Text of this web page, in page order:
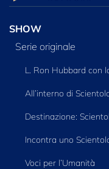
SHOW
Serie originale
L. Ron Hubbard con
All’interno di
Destinazione:
Incontra uno
Voci per l’Umanità